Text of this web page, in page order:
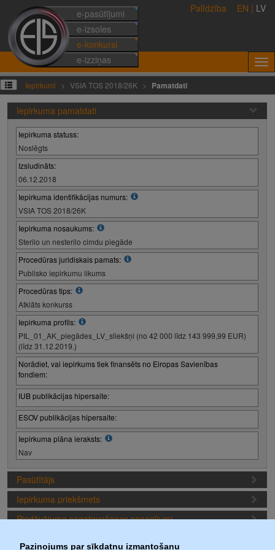
Paziņojums par sīkdatņu izmantošanu
e-pasūtījumi
e-izsoles
e-konkursi
e-izziņas
Palīdzība EN | LV
Iepirkumi VSIA TOS 2018/26K Pamatdati
Iepirkuma pamatdati
Iepirkuma statuss:
Noslēgts
Izsludināts:
06.12.2018
Iepirkuma identifikācijas numurs:
VSIA TOS 2018/26K
Iepirkuma nosaukums:
Sterilo un nesterilo cimdu piegāde
Procedūras juridiskais pamats:
Publisko iepirkumu likums
Procedūras tips:
Atklāts konkurss
Iepirkuma profils:
PIL_01_AK_piegādes_LV_sliekšņi (no 42 000 līdz 143 999,99 EUR)
(līdz 31.12.2019.)
Norādiet, vai iepirkums tiek finansēts no Eiropas Savienības
fondiem:
IUB publikācijas hipersaite:
ESOV publikācijas hipersaite:
Iepirkuma plāna ieraksts:
Nav
Pasūtītājs
Iepirkuma priekšmets
Piedāvājuma sagatavošanas nosacījumi